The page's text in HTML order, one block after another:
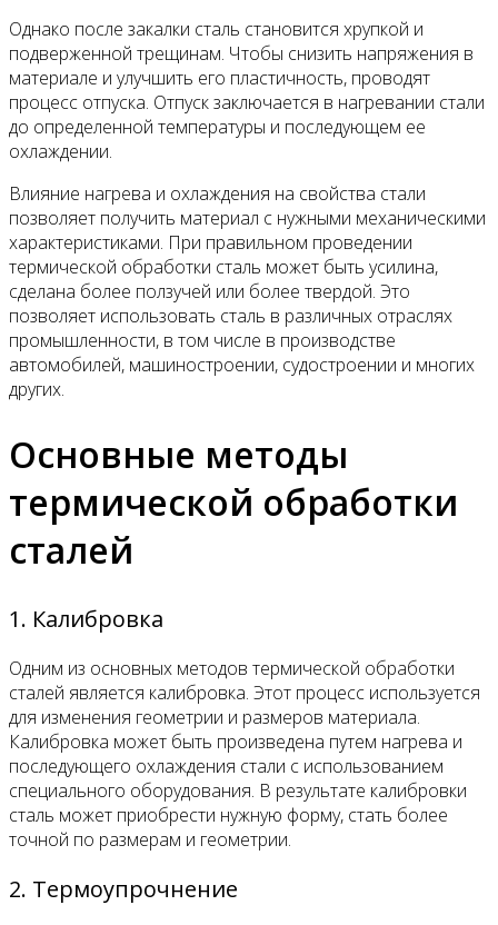
Однако после закалки сталь становится хрупкой и
подверженной трещинам. Чтобы снизить напряжения в
материале и улучшить его пластичность, проводят
процесс отпуска. Отпуск заключается в нагревании стали
до определенной температуры и последующем ее
охлаждении.
Влияние нагрева и охлаждения на свойства стали
позволяет получить материал с нужными механическими
характеристиками. При правильном проведении
термической обработки сталь может быть усилина,
сделана более ползучей или более твердой. Это
позволяет использовать сталь в различных отраслях
промышленности, в том числе в производстве
автомобилей, машиностроении, судостроении и многих
других.
Основные методы
термической обработки
сталей
1. Калибровка
Одним из основных методов термической обработки
сталей является калибровка. Этот процесс используется
для изменения геометрии и размеров материала.
Калибровка может быть произведена путем нагрева и
последующего охлаждения стали с использованием
специального оборудования. В результате калибровки
сталь может приобрести нужную форму, стать более
точной по размерам и геометрии.
2. Термоупрочнение